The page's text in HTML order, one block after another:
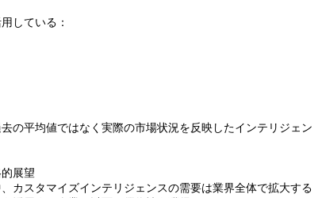
している：
の平均値ではなく実際の市場状況を反映したインテリジェン
展望
カスタマイズインテリジェンスの需要は業界全体で拡大する